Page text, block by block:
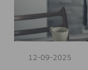
12-09-2025